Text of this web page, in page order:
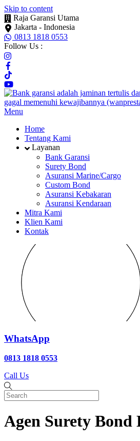
Skip to content
Raja Garansi Utama
Jakarta - Indonesia
0813 1818 0553
Follow Us :
Menu
Home
Tentang Kami
Layanan
Bank Garansi
Surety Bond
Asuransi Marine/Cargo
Custom Bond
Asuransi Kebakaran
Asuransi Kendaraan
Mitra Kami
Klien Kami
Kontak
WhatsApp
0813 1818 0553
Call Us
Agen Surety